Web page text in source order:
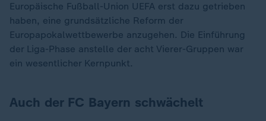
Europäische Fußball-Union UEFA erst dazu getrieben
haben, eine grundsätzliche Reform der
Europapokalwettbewerbe anzugehen. Die Einführung
der Liga-Phase anstelle der acht Vierer-Gruppen war
ein wesentlicher Kernpunkt.
Auch der FC Bayern schwächelt